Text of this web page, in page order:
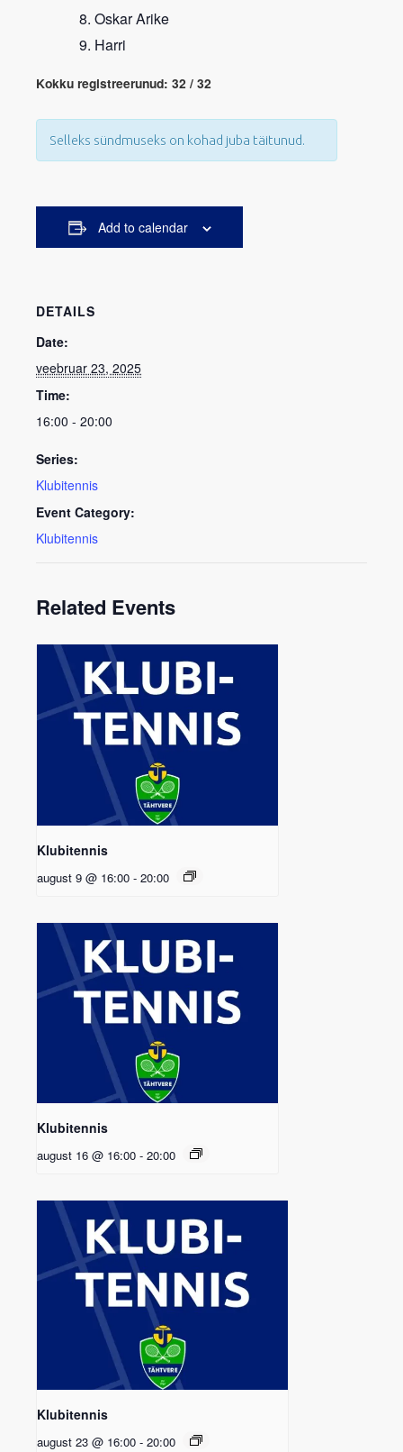
Oskar Arike
Harri
Kokku registreerunud: 32 / 32
Selleks sündmuseks on kohad juba täitunud.
Add to calendar
DETAILS
Date:
veebruar 23, 2025
Time:
16:00 - 20:00
Series:
Klubitennis
Event Category:
Klubitennis
Related Events
Klubitennis
august 9 @ 16:00 - 20:00
Klubitennis
august 16 @ 16:00 - 20:00
Klubitennis
august 23 @ 16:00 - 20:00